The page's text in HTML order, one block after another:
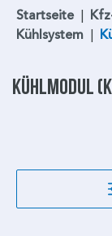
Startseite |
Kühlsystem |
Kühlmodul